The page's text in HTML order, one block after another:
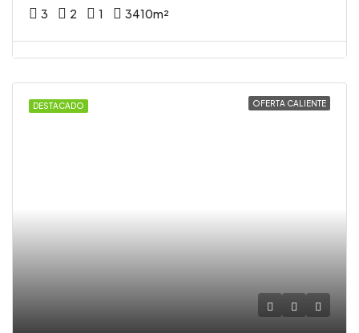
3 2 1 3410m²
DESTACADO OFERTA CALIENTE